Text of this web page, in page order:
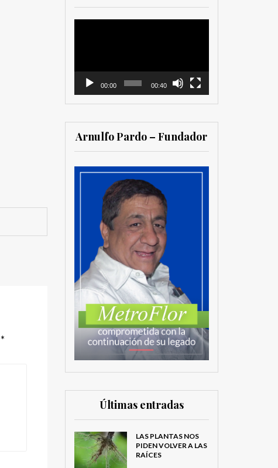
*
00:00 00:40
Arnulfo Pardo – Fundador
Últimas entradas
LAS PLANTAS NOS
PIDEN VOLVER A LAS
RAÍCES